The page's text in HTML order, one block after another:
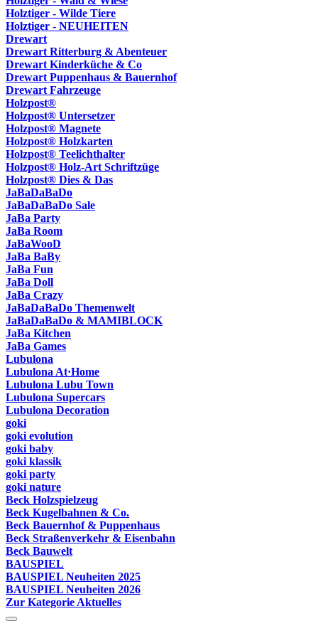
Holztiger - Wilde Tiere
Holztiger - NEUHEITEN
Drewart
Drewart Ritterburg & Abenteuer
Drewart Kinderküche & Co
Drewart Puppenhaus & Bauernhof
Drewart Fahrzeuge
Holzpost®
Holzpost® Untersetzer
Holzpost® Magnete
Holzpost® Holzkarten
Holzpost® Teelichthalter
Holzpost® Holz-Art Schriftzüge
Holzpost® Dies & Das
JaBaDaBaDo
JaBaDaBaDo Sale
JaBa Party
JaBa Room
JaBaWooD
JaBa BaBy
JaBa Fun
JaBa Doll
JaBa Crazy
JaBaDaBaDo Themenwelt
JaBaDaBaDo & MAMIBLOCK
JaBa Kitchen
JaBa Games
Lubulona
Lubulona At·Home
Lubulona Lubu Town
Lubulona Supercars
Lubulona Decoration
goki
goki evolution
goki baby
goki klassik
goki party
goki nature
Beck Holzspielzeug
Beck Kugelbahnen & Co.
Beck Bauernhof & Puppenhaus
Beck Straßenverkehr & Eisenbahn
Beck Bauwelt
BAUSPIEL
BAUSPIEL Neuheiten 2025
BAUSPIEL Neuheiten 2026
Zur Kategorie Aktuelles